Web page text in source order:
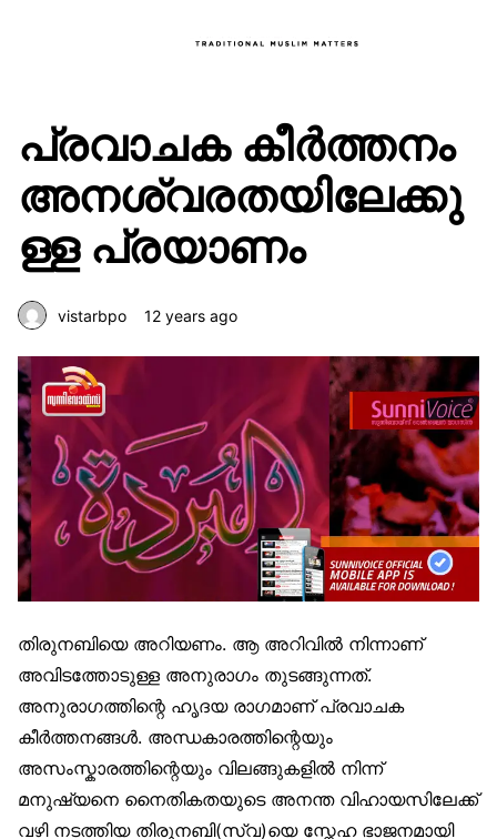
പ്രവാചക കീര്‍ത്തനം
അനശ്വരതയിലേക്കു
ള്ള പ്രയാണം
vistarbpo 12 years ago
തിരുനബിയെ അറിയണം. ആ അറിവില്‍ നിന്നാണ്
അവിടത്തോടുള്ള അനുരാഗം തുടങ്ങുന്നത്.
അനുരാഗത്തിന്റെ ഹൃദയ രാഗമാണ് പ്രവാചക
കീര്‍ത്തനങ്ങള്‍. അന്ധകാരത്തിന്റെയും
അസംസ്കാരത്തിന്റെയും വിലങ്ങുകളില്‍ നിന്ന്
മനുഷ്യനെ നൈതികതയുടെ അനന്ത വിഹായസിലേക്ക്
വഴി നടത്തിയ തിരുനബി(സ്വ)യെ സ്നേഹ ഭാജനമായി